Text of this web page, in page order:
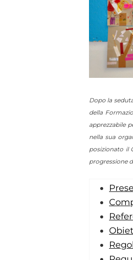
Dopo la
della
apprezzabile
nella sua
posizionato il
progressione